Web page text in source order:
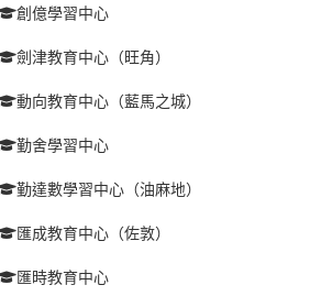
創億學習中心
劍津教育中心（旺角）
動向教育中心（藍馬之城）
勤舍學習中心
勤達數學習中心（油麻地）
匯成教育中心（佐敦）
匯時教育中心